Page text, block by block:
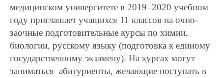
медицинском университете в 2019–2020 учебном
году приглашает учащихся 11 классов на очно-
заочные подготовительные курсы по химии,
биологии, русскому языку (подготовка к единому
государственному экзамену). На курсах могут
заниматься абитуриенты, желающие поступать в